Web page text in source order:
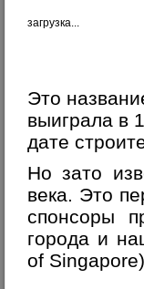
загрузка...
Это
выиграла в
дате
Но зато
века. Это
спонсоры
города и
of